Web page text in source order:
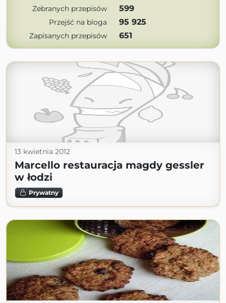
Zebranych przepisów 599
Przejść na bloga 95 925
Zapisanych przepisów 651
13 kwietnia 2012
Marcello restauracja magdy gessler
w łodzi
Prywatny